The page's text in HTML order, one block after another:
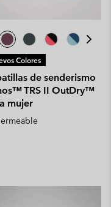
Colores
de senderismo
TRS II OutDry™
mujer